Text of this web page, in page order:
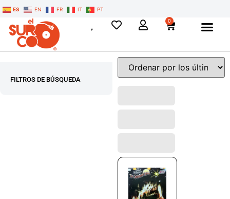
ES EN FR IT PT
0
FILTROS DE BÚSQUEDA